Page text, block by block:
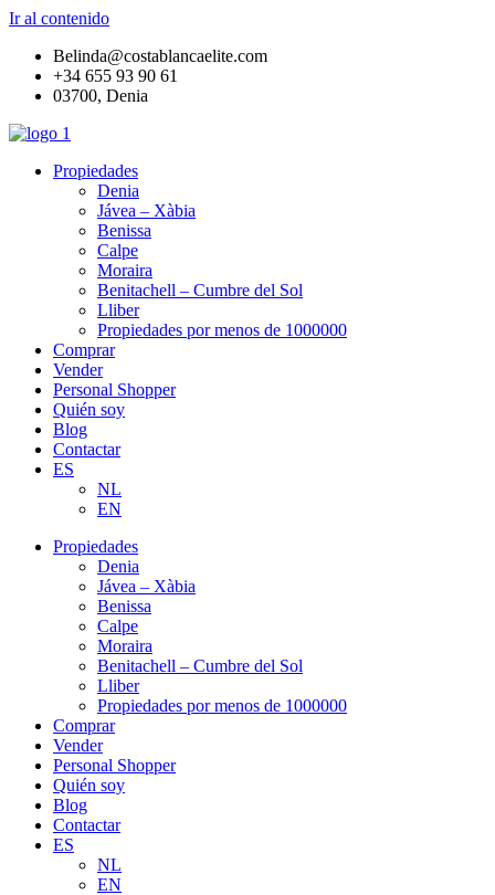
Ir al contenido
Belinda@costablancaelite.com
+34 655 93 90 61​
03700, Denia
Propiedades
Denia
Jávea – Xàbia
Benissa
Calpe
Moraira
Benitachell – Cumbre del Sol
Lliber
Propiedades por menos de 1000000
Comprar
Vender
Personal Shopper
Quién soy
Blog
Contactar
ES
NL
EN
Propiedades
Denia
Jávea – Xàbia
Benissa
Calpe
Moraira
Benitachell – Cumbre del Sol
Lliber
Propiedades por menos de 1000000
Comprar
Vender
Personal Shopper
Quién soy
Blog
Contactar
ES
NL
EN